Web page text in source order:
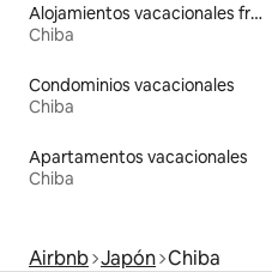
Alojamientos vacacionales frente a la playa
Chiba
Condominios vacacionales
Chiba
Apartamentos vacacionales
Chiba
Airbnb Japón Chiba